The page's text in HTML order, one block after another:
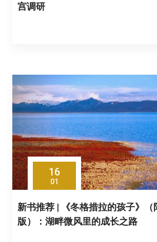
宫调研
16
01
新书推荐 | 《冬格措拉的孩子》（
版）：湖畔微风里的成长之路